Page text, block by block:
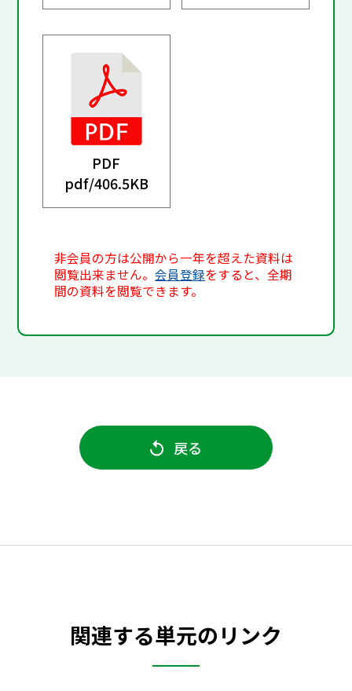
PDF
pdf/406.5KB
非会員の方は公開から一年を超えた資料は
閲覧出来ません。会員登録をすると、全期
間の資料を閲覧できます。
戻る
関連する単元のリンク